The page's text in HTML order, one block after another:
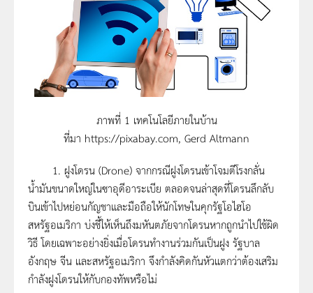
ภาพที่ 1 เทคโนโลยีภายในบ้าน
ที่มา https://pixabay.com, Gerd Altmann
1. ฝูงโดรน (Drone) จากกรณีฝูงโดรนเข้าโจมตีโรงกลั่น
น้ำมันขนาดใหญ่ในซาอุดีอาระเบีย ตลอดจนล่าสุดที่โดรนลึกลับ
บินเข้าไปหย่อนกัญชาและมือถือให้นักโทษในคุกรัฐโอไฮโอ
สหรัฐอเมริกา บ่งชี้ให้เห็นถึงมหันตภัยจากโดรนหากถูกนำไปใช้ผิด
วิธี โดยเฉพาะอย่างยิ่งเมื่อโดรนทำงานร่วมกันเป็นฝูง รัฐบาล
อังกฤษ จีน และสหรัฐอเมริกา จึงกำลังคิดกันหัวแตกว่าต้องเสริม
กำลังฝูงโดรนให้กับกองทัพหรือไม่